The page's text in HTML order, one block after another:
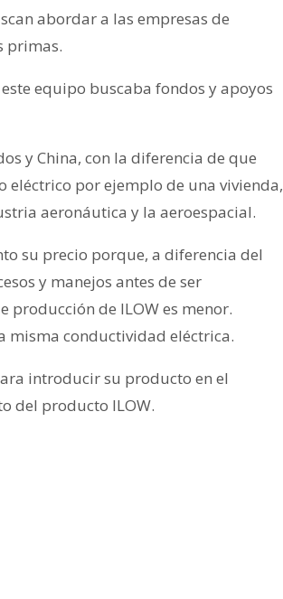
abordar a las empresas de
primas.
equipo buscaba fondos y apoyos
y China, con la diferencia de que
eléctrico por ejemplo de una vivienda,
aeronáutica y la aeroespacial.
su precio porque, a diferencia del
y manejos antes de ser
producción de ILOW es menor.
misma conductividad eléctrica.
introducir su producto en el
del producto ILOW.